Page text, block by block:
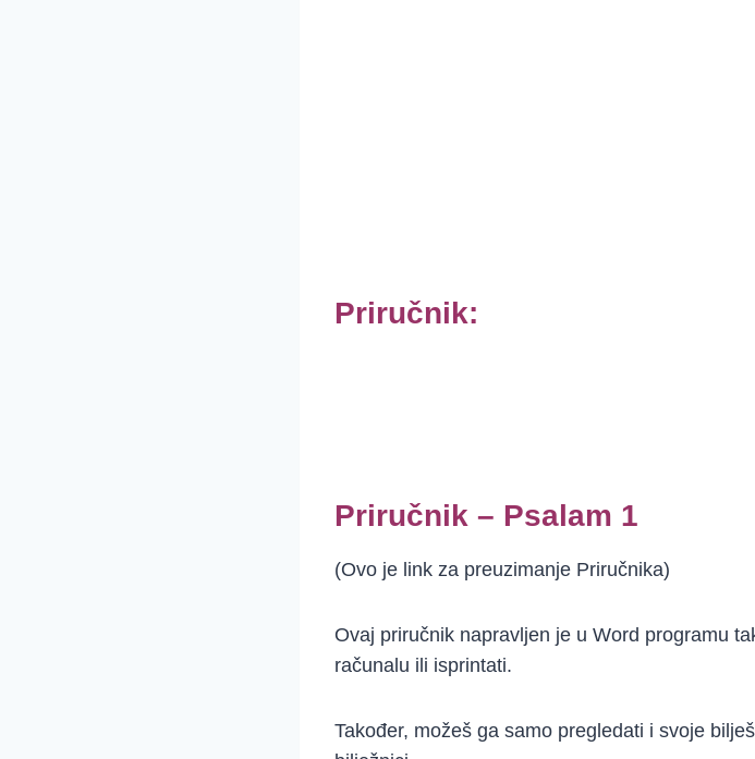
Priručnik:
Priručnik – Psalam 1
(Ovo je link za preuzimanje Priručnika)
Ovaj priručnik napravljen je u Word programu
računalu ili isprintati.
Također, možeš ga samo pregledati i svoje